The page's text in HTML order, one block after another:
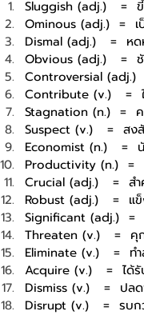
Sluggish (adj.)
=
Ominous (adj.) =
Dismal (adj.)
= ห
Obvious (adj.)
=
Controversial (adj.)
Contribute (v.)
=
Stagnation (n.) =
Suspect (v.)
= สง
Economist (n.)
=
Productivity (n.) =
Crucial (adj.)
= ส
Robust (adj.)
= แ
Significant (adj.) =
Threaten (v.)
= คุ
Eliminate (v.)
= ท
Acquire (v.)
= ได้
Dismiss (v.)
= ปล
Disrupt (v.)
= รบ